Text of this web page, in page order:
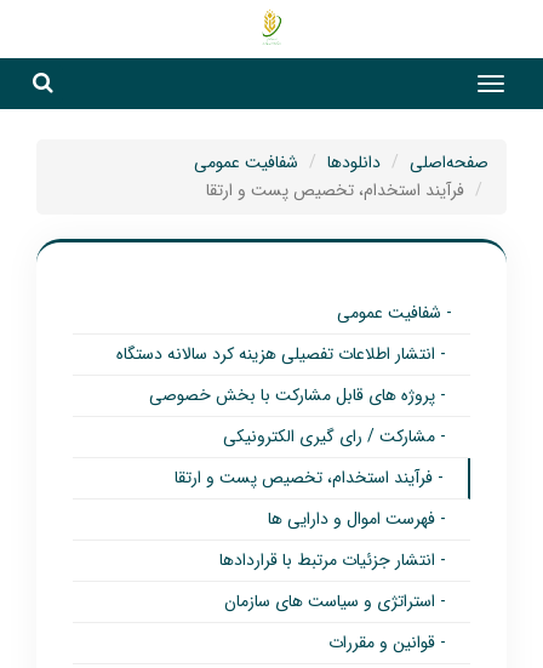
صفحه‌اصلی دانلودها
شفافیت عمومی
فرآیند استخدام، تخصیص پست و ارتقا
- شفافیت عمومی
- انتشار اطلاعات تفصیلی هزینه کرد سالانه دستگاه
- پروژه های قابل مشارکت با بخش خصوصی
- مشارکت / رای گیری الکترونیکی
- فرآیند استخدام، تخصیص پست و ارتقا
- فهرست اموال و دارایی ها
- انتشار جزئیات مرتبط با قراردادها
- استراتژی و سیاست های سازمان
- قوانین و مقررات